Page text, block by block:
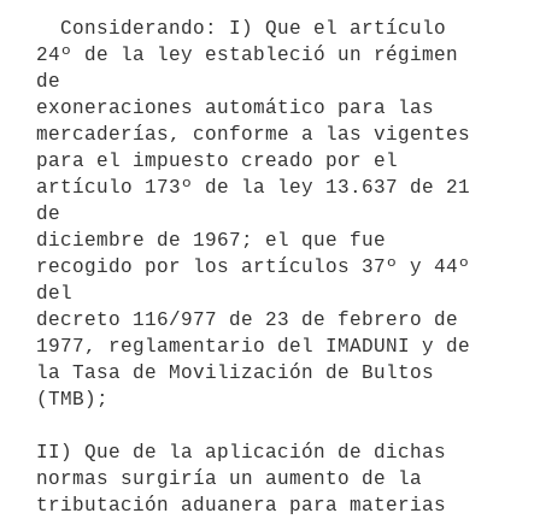
24º de la ley estableció un régimen
de
exoneraciones automático para las
mercaderías, conforme a las vigentes
para el impuesto creado por el
artículo 173º de la ley 13.637 de 21
de
diciembre de 1967; el que fue
recogido por los artículos 37º y 44º
del
decreto 116/977 de 23 de febrero de
1977, reglamentario del IMADUNI y de
la Tasa de Movilización de Bultos
(TMB);
II) Que de la aplicación de dichas
normas surgiría un aumento de la
tributación aduanera para materias